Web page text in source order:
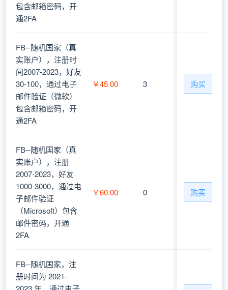
包含邮箱密码，开
通2FA
FB--随机国家（真
实账户），注册时
间2007-2023，好友
30-100，通过电子
邮件验证（微软）
包含邮箱密码，开
通2FA
￥45.00 3 购买
FB--随机国家（真
实账户），注册
2007-2023，好友
1000-3000，通过电
子邮件验证
（Microsoft）包含
邮件密码，开通
2FA
￥60.00 0 购买
FB--随机国家，注
册时间为 2021-